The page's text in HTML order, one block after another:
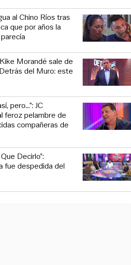
al Chino Ríos tras
que por años la
Morandé sale de
del Muro: este
pero...”: JC
feroz pelambre de
compañeras de
Decirlo”:
fue despedida del